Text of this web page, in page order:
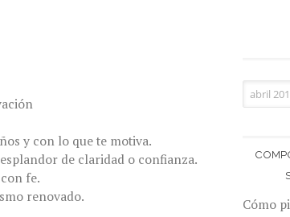
y con lo que te motiva.
de claridad o confianza.
fe.
renovado.
Cómo